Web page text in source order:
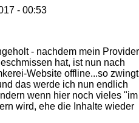
- 00:53
- nachdem mein Provider
hat, ist nun nach
Website offline...so zwingt
das werde ich nun endlich
wenn hier noch vieles "im
wird, ehe die Inhalte wieder